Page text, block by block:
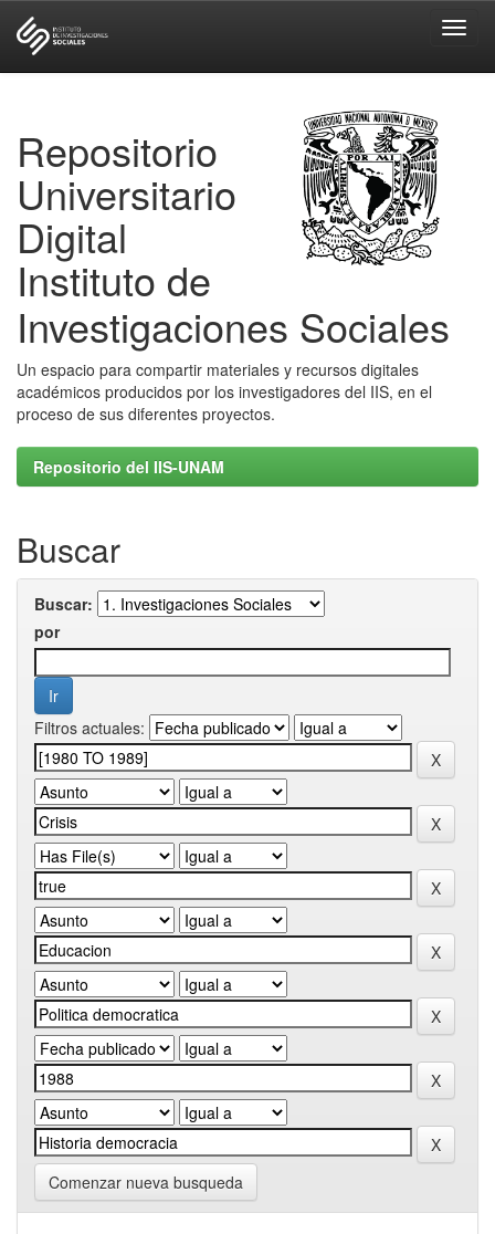
Repositorio
Universitario
Digital
Instituto de
Investigaciones Sociales
Un espacio para compartir materiales y recursos digitales
académicos producidos por los investigadores del IIS, en el
proceso de sus diferentes proyectos.
Repositorio del IIS-UNAM
Buscar
Buscar:
por
Filtros actuales:
Comenzar nueva busqueda